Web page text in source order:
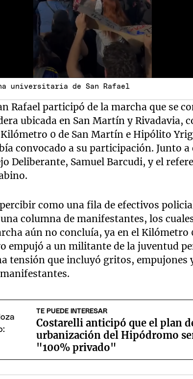
universitaria de San Rafael
Rafael participó de la marcha que se
ubicada en San Martín y Rivadavia,
0 de San Martín e Hipólito
convocado a su participación. Junto
Deliberante, Samuel Barcudi, y el
como una fila de efectivos
columna de manifestantes, los
aún no concluía, ya en el Kilómetro
empujó a un militante de la juventud
tensión que incluyó gritos, empujones
TE PUEDE INTERESAR
Costarelli anticipó que el plan
urbanización del Hipódromo
"100% privado"